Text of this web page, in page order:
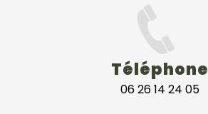
Téléphone
06 26 14 24 05